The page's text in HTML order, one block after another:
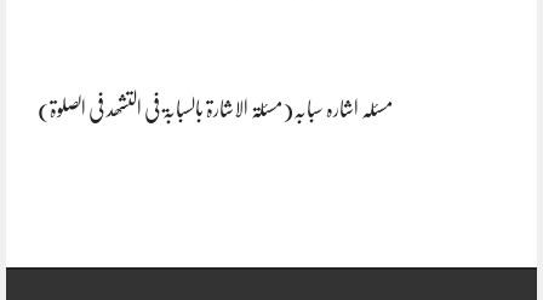
مسئلہ اشارہ سبابہ(مسئلۃ الاشارۃ بالسبابۃ فی التشھد فی الصلوۃ)